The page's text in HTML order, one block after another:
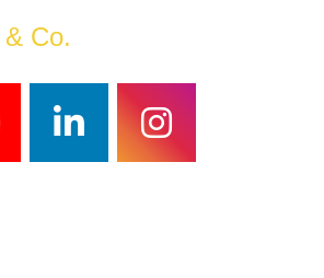
Co.
linkedininstagram